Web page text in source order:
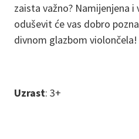
zaista važno? Namijenjena
oduševit će vas dobro
divnom glazbom violončela!
Uzrast: 3+